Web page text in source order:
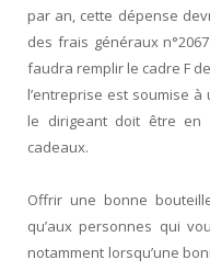
par an, cette dépense
des frais généraux
faudra remplir le cadre F
l’entreprise est soumise à
le dirigeant doit être en
cadeaux.
Offrir une bonne
qu’aux personnes qui
notamment lorsqu’une